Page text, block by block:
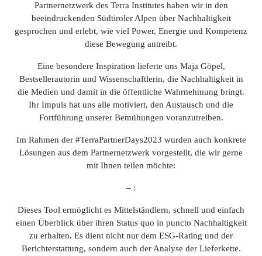
Partnernetzwerk des Terra Institutes haben wir in den
beeindruckenden Südtiroler Alpen über Nachhaltigkeit
gesprochen und erlebt, wie viel Power, Energie und Kompetenz
diese Bewegung antreibt.
Eine besondere Inspiration lieferte uns Maja Göpel,
Bestsellerautorin und Wissenschaftlerin, die Nachhaltigkeit in
die Medien und damit in die öffentliche Wahrnehmung bringt.
Ihr Impuls hat uns alle motiviert, den Austausch und die
Fortführung unserer Bemühungen voranzutreiben.
Im Rahmen der #TerraPartnerDays2023 wurden auch konkrete
Lösungen aus dem Partnernetzwerk vorgestellt, die wir gerne
mit Ihnen teilen möchte:
– :
Dieses Tool ermöglicht es Mittelständlern, schnell und einfach
einen Überblick über ihren Status quo in puncto Nachhaltigkeit
zu erhalten. Es dient nicht nur dem ESG-Rating und der
Berichterstattung, sondern auch der Analyse der Lieferkette.